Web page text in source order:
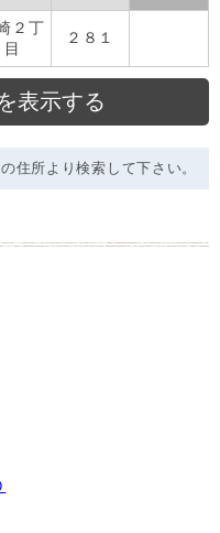
２丁
目
２８１
住所より検索して下さい。